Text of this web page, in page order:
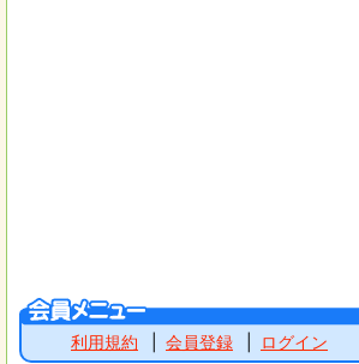
利用規約 会員登録 ログイン